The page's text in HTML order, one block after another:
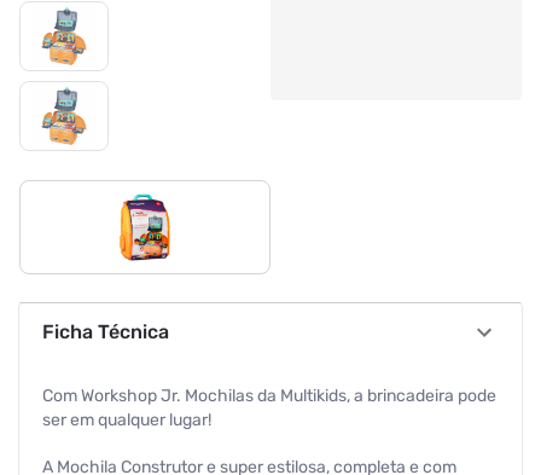
Ficha Técnica
Com Workshop Jr. Mochilas da Multikids, a brincadeira pode
ser em qualquer lugar!
A Mochila Construtor e super estilosa, completa e com